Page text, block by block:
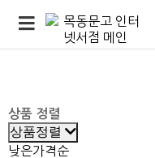
상품 정렬
상품정렬
낮은가격순